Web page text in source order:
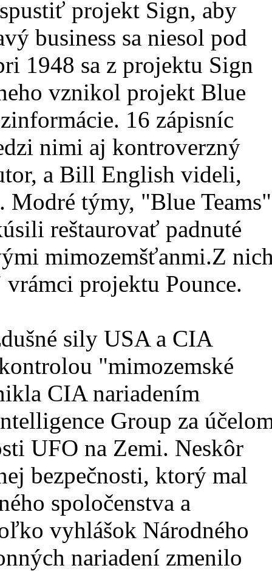
projekt Sign, aby
business sa niesol pod
1948 sa z projektu Sign
vznikol projekt Blue
16 zápisníc
nimi aj kontroverzný
a Bill English videli,
týmy, "Blue Teams"
reštaurovať padnuté
mimozemšťanmi.Z
projektu Pounce.
sily USA a CIA
"mimozemské
CIA nariadením
Group za
UFO na Zemi. Neskôr
bezpečnosti, ktorý mal
spoločenstva a
vyhlášok Národného
nariadení zmenilo